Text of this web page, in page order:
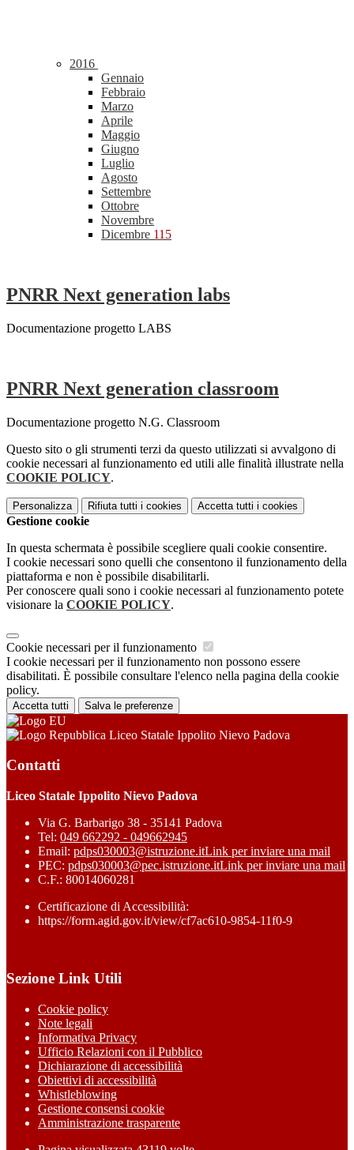
2016
Gennaio
Febbraio
Marzo
Aprile
Maggio
Giugno
Luglio
Agosto
Settembre
Ottobre
Novembre
Dicembre 115
PNRR Next generation labs
Documentazione progetto LABS
PNRR Next generation classroom
Documentazione progetto N.G. Classroom
Questo sito o gli strumenti terzi da questo utilizzati si avvalgono di
cookie necessari al funzionamento ed utili alle finalità illustrate nella
COOKIE POLICY.
Personalizza Rifiuta tutti i cookies Accetta tutti i cookies
Gestione cookie
In questa schermata è possibile scegliere quali cookie consentire.
I cookie necessari sono quelli che consentono il funzionamento della
piattaforma e non è possibile disabilitarli.
Per conoscere quali sono i cookie necessari al funzionamento potete
visionare la COOKIE POLICY.
Cookie necessari per il funzionamento
I cookie necessari per il funzionamento non possono essere
disabilitati. È possibile consultare l'elenco nella pagina della cookie
policy.
Accetta tutti Salva le preferenze
Liceo Statale Ippolito Nievo Padova
Contatti
Liceo Statale Ippolito Nievo Padova
Via G. Barbarigo 38 - 35141 Padova
Tel: 049 662292 - 049662945
Email: pdps030003@istruzione.itLink per inviare una mail
PEC: pdps030003@pec.istruzione.itLink per inviare una mail
C.F.: 80014060281
Certificazione di Accessibilità:
https://form.agid.gov.it/view/cf7ac610-9854-11f0-9
Sezione Link Utili
Cookie policy
Note legali
Informativa Privacy
Ufficio Relazioni con il Pubblico
Dichiarazione di accessibilità
Obiettivi di accessibilità
Whistleblowing
Gestione consensi cookie
Amministrazione trasparente